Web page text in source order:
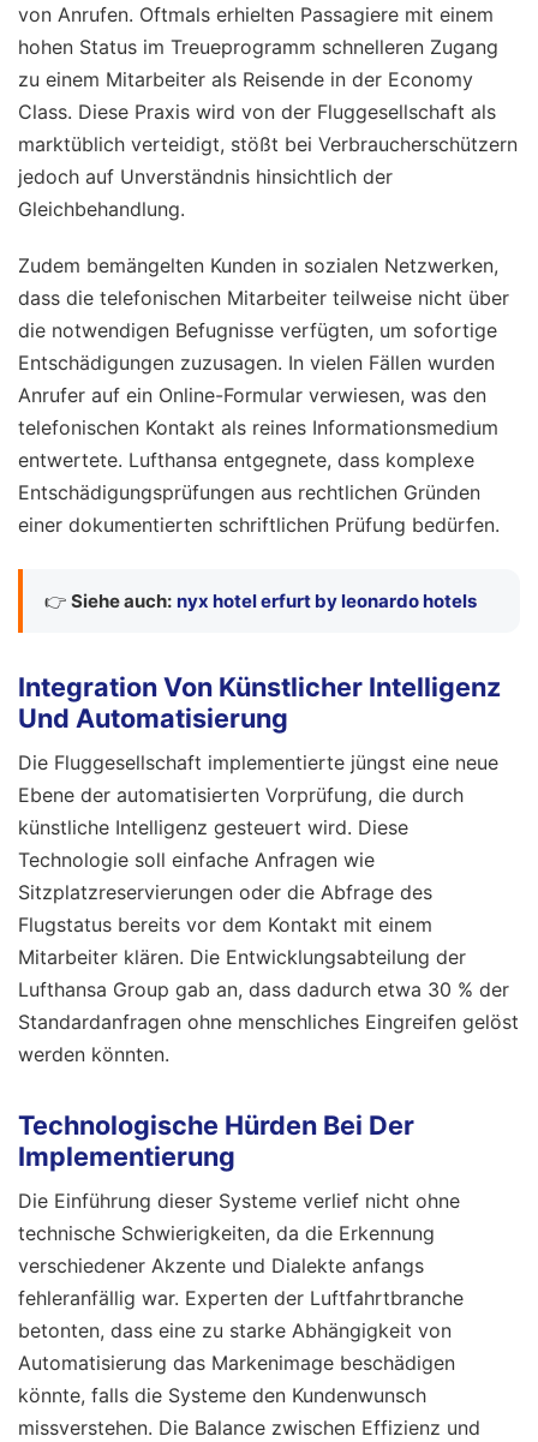
von Anrufen. Oftmals erhielten Passagiere mit einem
hohen Status im Treueprogramm schnelleren Zugang
zu einem Mitarbeiter als Reisende in der Economy
Class. Diese Praxis wird von der Fluggesellschaft als
marktüblich verteidigt, stößt bei Verbraucherschützern
jedoch auf Unverständnis hinsichtlich der
Gleichbehandlung.
Zudem bemängelten Kunden in sozialen Netzwerken,
dass die telefonischen Mitarbeiter teilweise nicht über
die notwendigen Befugnisse verfügten, um sofortige
Entschädigungen zuzusagen. In vielen Fällen wurden
Anrufer auf ein Online-Formular verwiesen, was den
telefonischen Kontakt als reines Informationsmedium
entwertete. Lufthansa entgegnete, dass komplexe
Entschädigungsprüfungen aus rechtlichen Gründen
einer dokumentierten schriftlichen Prüfung bedürfen.
👉 Siehe auch: nyx hotel erfurt by leonardo hotels
Integration Von Künstlicher Intelligenz
Und Automatisierung
Die Fluggesellschaft implementierte jüngst eine neue
Ebene der automatisierten Vorprüfung, die durch
künstliche Intelligenz gesteuert wird. Diese
Technologie soll einfache Anfragen wie
Sitzplatzreservierungen oder die Abfrage des
Flugstatus bereits vor dem Kontakt mit einem
Mitarbeiter klären. Die Entwicklungsabteilung der
Lufthansa Group gab an, dass dadurch etwa 30 % der
Standardanfragen ohne menschliches Eingreifen gelöst
werden könnten.
Technologische Hürden Bei Der
Implementierung
Die Einführung dieser Systeme verlief nicht ohne
technische Schwierigkeiten, da die Erkennung
verschiedener Akzente und Dialekte anfangs
fehleranfällig war. Experten der Luftfahrtbranche
betonten, dass eine zu starke Abhängigkeit von
Automatisierung das Markenimage beschädigen
könnte, falls die Systeme den Kundenwunsch
missverstehen. Die Balance zwischen Effizienz und